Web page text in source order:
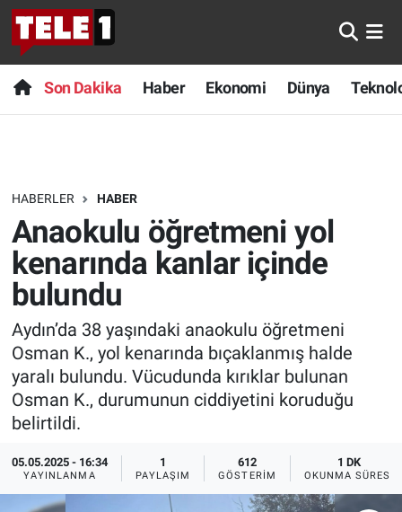
Son Dakika Haber Ekonomi Dünya
HABERLER HABER
Anaokulu öğretmeni yol
kenarında kanlar içinde
bulundu
Aydın’da 38 yaşındaki anaokulu öğretmeni
Osman K., yol kenarında bıçaklanmış halde
yaralı bulundu. Vücudunda kırıklar bulunan
Osman K., durumunun ciddiyetini koruduğu
belirtildi.
05.05.2025 - 16:34
YAYINLANMA
1
PAYLAŞIM
612
GÖSTERIM
1 DK
OKUNMA SÜRESI
Anında Manşet
Başka Sohbetler
Bilim turu
Bilim ve Teknoloji Evreni
Doğa Konuşuyor
Dünya
Ege Saati
Ege'den Esintiler
Eğitim
Son Dakika
Haber
Dünya
Sağlık
Spor
Yayın Akışı
İletişim
Nöbetçi Eczaneler
Hava Durumu
Trafik Durumu
Süper Lig Puan Durumu ve Fikstür
Tüm Manşetler
Son Dakika Haberleri
Haber Arşivi